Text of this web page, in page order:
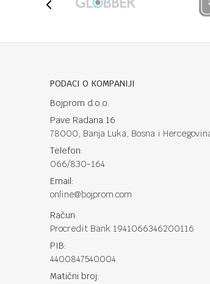
PODACI O KOMPANIJI
Bojprom d.o.o.
Pave Radana 16
78000, Banja Luka, Bosna i
Telefon:
066/830-164
Email:
online@bojprom.com
Račun
Procredit Bank 1941066346200116
PIB:
4400847540004
Matični broj: